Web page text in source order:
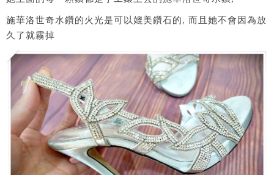
施華洛世奇水鑽的火光是可以媲美鑽石的, 而且她不會因為放
久了就霧掉